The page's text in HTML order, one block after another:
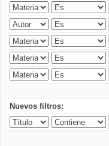
Nuevos filtros: